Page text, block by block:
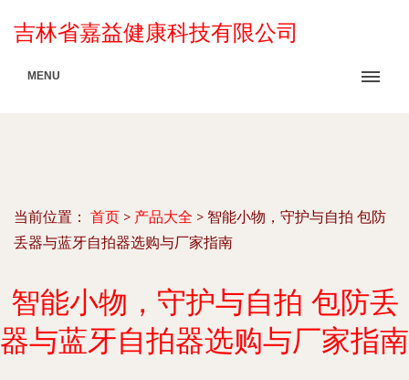
吉林省嘉益健康科技有限公司
MENU
当前位置： 首页 > 产品大全 > 智能小物，守护与自拍 包防
丢器与蓝牙自拍器选购与厂家指南
智能小物，守护与自拍 包防丢
器与蓝牙自拍器选购与厂家指南